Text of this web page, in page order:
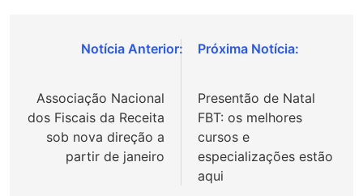
Navegação
Post
Associação Nacional
dos Fiscais da Receita
sob nova direção a
partir de janeiro
Presentão de Natal
FBT: os melhores
cursos e
especializações estão
aqui